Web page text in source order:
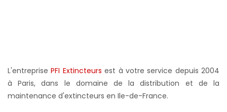
L'entreprisePFI Extincteurs est à votre service depuis 2004
à Paris, dans le domaine de la distribution et de la
maintenance d'extincteurs en Ile-de-France.